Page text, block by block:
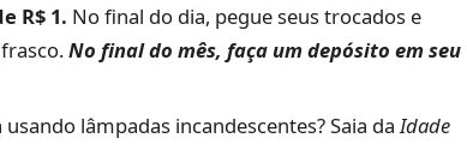
R$ 1. No final do dia, pegue seus trocados e
No final do mês, faça um depósito em seu
usando lâmpadas incandescentes? Saia daIdade